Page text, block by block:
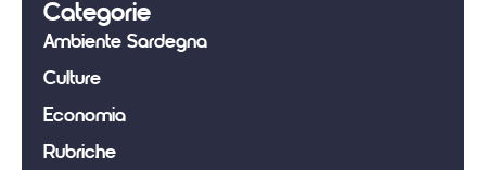
Categorie
Ambiente Sardegna
Culture
Economia
Rubriche